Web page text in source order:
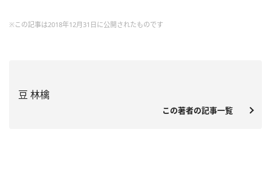
※この記事は2018年12月31日に公開されたものです
豆 林檎
この著者の記事一覧